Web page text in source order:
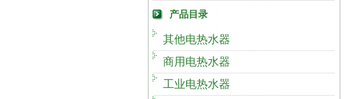
产品目录
其他电热水器
商用电热水器
工业电热水器